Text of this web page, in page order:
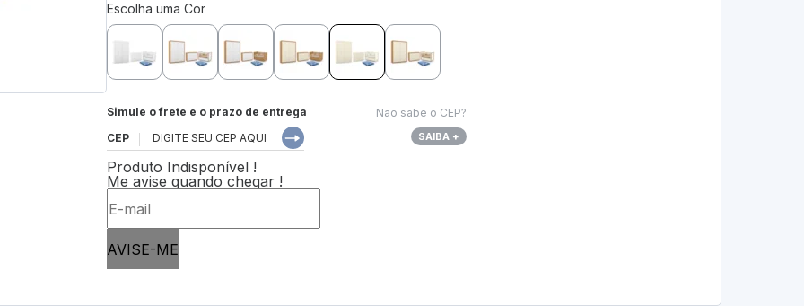
Escolha uma Cor
Simule o frete e o prazo de entrega
CEP
Não sabe o CEP?
SAIBA +
Produto Indisponível !
Me avise quando chegar !
AVISE-ME